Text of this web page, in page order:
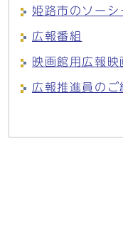
姫路市のソーシ
広報番組
映画館用広報
広報推進員のご